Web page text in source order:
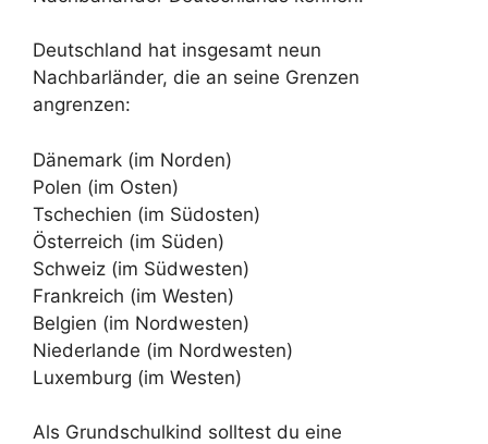
Deutschland hat insgesamt neun
Nachbarländer, die an seine Grenzen
angrenzen:
Dänemark (im Norden)
Polen (im Osten)
Tschechien (im Südosten)
Österreich (im Süden)
Schweiz (im Südwesten)
Frankreich (im Westen)
Belgien (im Nordwesten)
Niederlande (im Nordwesten)
Luxemburg (im Westen)
Als Grundschulkind solltest du eine